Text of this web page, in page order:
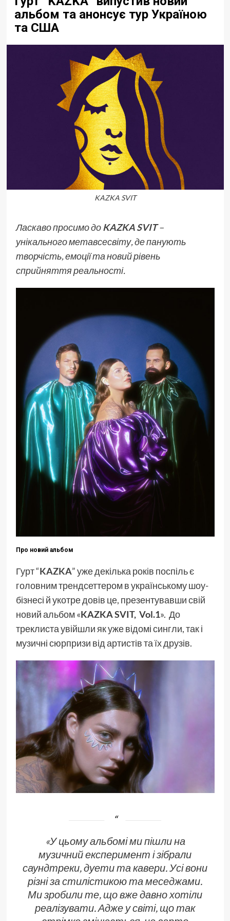
альбом та анонсує тур Україною
та США
KAZKA SVIT
Ласкаво просимо доKAZKA SVIT–
унікального метавсесвіту, де панують
творчість, емоції та новий рівень
сприйняття реальності.
Про новий альбом
Гурт “KAZKA” уже декілька років поспіль є
головним трендсеттером в українському шоу-
бізнесі й укотре довів це, презентувавши свій
новий альбом «KAZKA SVIT, Vol.1». До
треклиста увійшли як уже відомі сингли, так і
музичні сюрпризи від артистів та їх друзів.
«У цьому альбомі ми пішли на
музичний експеримент і зібрали
саундтреки, дуети та кавери. Усі вони
різні за стилістикою та меседжами.
Ми зробили те, що вже давно хотіли
реалізувати. Адже у світі, що так